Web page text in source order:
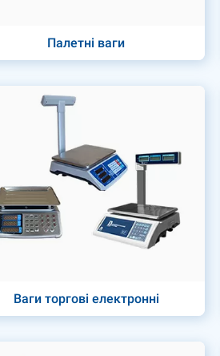
Палетні ваги
Ваги торгові електронні